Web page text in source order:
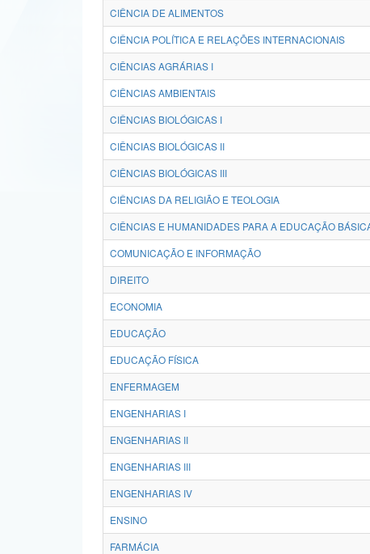
CIÊNCIA DE ALIMENTOS
CIÊNCIA POLÍTICA E RELAÇÕES INTERNACIONAIS
CIÊNCIAS AGRÁRIAS I
CIÊNCIAS AMBIENTAIS
CIÊNCIAS BIOLÓGICAS I
CIÊNCIAS BIOLÓGICAS II
CIÊNCIAS BIOLÓGICAS III
CIÊNCIAS DA RELIGIÃO E TEOLOGIA
CIÊNCIAS E HUMANIDADES PARA A EDUCAÇÃO
COMUNICAÇÃO E INFORMAÇÃO
DIREITO
ECONOMIA
EDUCAÇÃO
EDUCAÇÃO FÍSICA
ENFERMAGEM
ENGENHARIAS I
ENGENHARIAS II
ENGENHARIAS III
ENGENHARIAS IV
ENSINO
FARMÁCIA